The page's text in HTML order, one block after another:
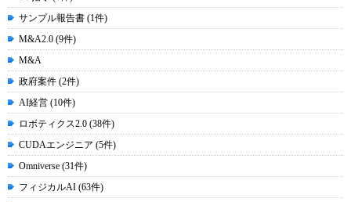
サンプル報告書 (1件)
M&A2.0 (9件)
M&A
政府案件 (2件)
AI経営 (10件)
ロボティクス2.0 (38件)
CUDAエンジニア (5件)
Omniverse (31件)
フィジカルAI (63件)